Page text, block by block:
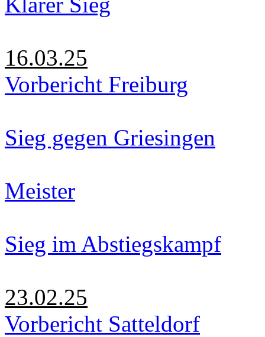
16.03.25
Vorbericht Freiburg
Sieg gegen Griesingen
Meister
Sieg im Abstiegskampf
23.02.25
Vorbericht Satteldorf